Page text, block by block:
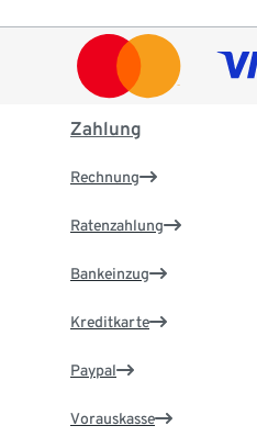
Zahlung
Rechnung
Ratenzahlung
Bankeinzug
Kreditkarte
Paypal
Vorauskasse